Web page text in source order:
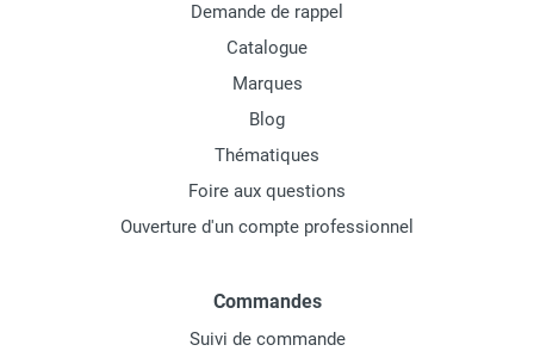
Demande de rappel
Catalogue
Marques
Blog
Thématiques
Foire aux questions
Ouverture d'un compte professionnel
Commandes
Suivi de commande